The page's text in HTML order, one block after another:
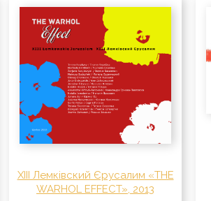
XIII Лемківский Єрусалим «THE
WARHOL EFFECT», 2013